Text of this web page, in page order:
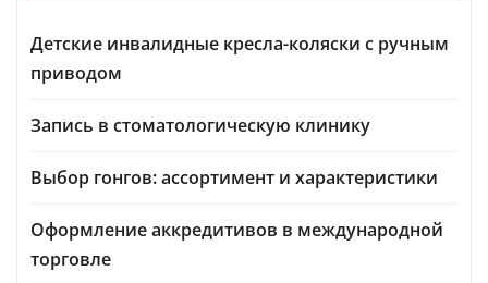
Детские инвалидные кресла-коляски с ручным
приводом
Запись в стоматологическую клинику
Выбор гонгов: ассортимент и характеристики
Оформление аккредитивов в международной
торговле